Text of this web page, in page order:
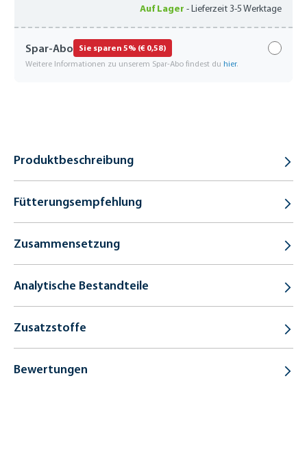
Auf Lager -Lieferzeit 3-5 Werktage
Spar-Abo Sie sparen 5% (€ 0,58)
Weitere Informationen zu unserem Spar-Abo findest du hier.
Produktbeschreibung
Fütterungsempfehlung
Zusammensetzung
Analytische Bestandteile
Zusatzstoffe
Bewertungen